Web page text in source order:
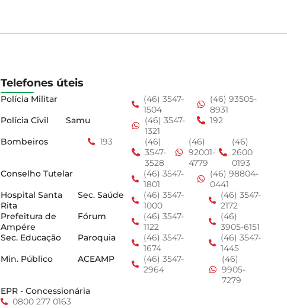
Telefones úteis
Polícia Militar
(46) 3547-
1504
(46) 93505-
8931
Polícia Civil
Samu
(46) 3547-
1321
192
Bombeiros
193
(46)
3547-
3528
(46)
92001-
4779
(46)
2600
0193
Conselho Tutelar
(46) 3547-
1801
(46) 98804-
0441
Hospital Santa
Rita
Sec. Saúde
(46) 3547-
1000
(46) 3547-
2172
Prefeitura de
Ampére
Fórum
(46) 3547-
1122
(46)
3905-6151
Sec. Educação
Paroquia
(46) 3547-
1674
(46) 3547-
1445
Min. Público
ACEAMP
(46) 3547-
2964
(46)
9905-
7279
EPR - Concessionária
0800 277 0163